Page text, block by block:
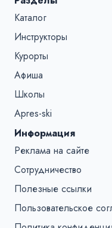
Каталог
Инструкторы
Курорты
Афиша
Школы
Apres-ski
Информация
Реклама на сайте
Сотрудничество
Полезные ссылки
Пользовательское